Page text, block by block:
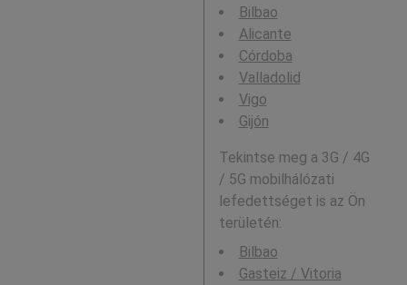
Bilbao
Alicante
Córdoba
Valladolid
Vigo
Gijón
Tekintse meg a 3G / 4G
/ 5G mobilhálózati
lefedettséget is az Ön
területén:
Bilbao
Gasteiz / Vitoria